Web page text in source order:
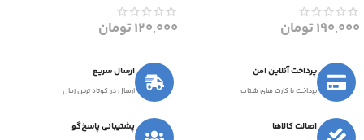
190,000تومان 120,000تومان
پرداخت آنلاین امن
پرداخت با کارت های شتاب
ارسال سریع
ارسال در کوتاه ترین زمان
اصالت کالاها پشتیبانی پاسخ‌گو